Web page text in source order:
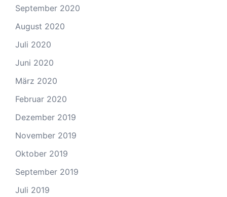
September 2020
August 2020
Juli 2020
Juni 2020
März 2020
Februar 2020
Dezember 2019
November 2019
Oktober 2019
September 2019
Juli 2019